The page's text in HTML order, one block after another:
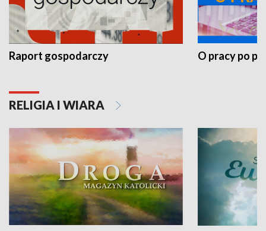
Raport gospodarczy O pracy po
RELIGIA I WIARA